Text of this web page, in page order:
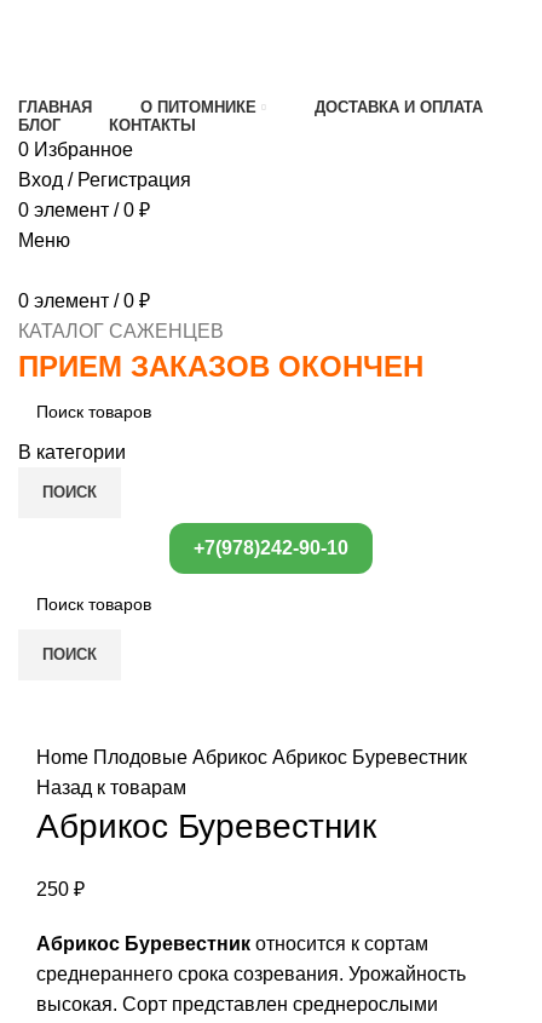
ГЛАВНАЯ О ПИТОМНИКЕ
ДОСТАВКА И ОПЛАТА
БЛОГ
КОНТАКТЫ
0 Избранное
Вход / Регистрация
0 элемент / 0 ₽
Меню
0 элемент / 0 ₽
КАТАЛОГ САЖЕНЦЕВ
ПРИЕМ ЗАКАЗОВ ОКОНЧЕН
В категории
ПОИСК
+7(978)242-90-10
ПОИСК
Home Плодовые Абрикос Абрикос Буревестник
Назад к товарам
Абрикос Буревестник
250 ₽
Абрикос Буревестник относится к сортам
среднераннего срока созревания. Урожайность
высокая. Сорт представлен среднерослыми